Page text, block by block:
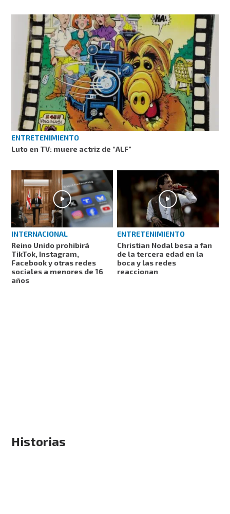
ENTRETENIMIENTO
Luto en TV: muere actriz de “ALF”
INTERNACIONAL
Reino Unido prohibirá
TikTok, Instagram,
Facebook y otras redes
sociales a menores de 16
años
ENTRETENIMIENTO
Christian Nodal besa a fan
de la tercera edad en la
boca y las redes
reaccionan
Historias